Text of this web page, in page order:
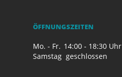
ÖFFNUNGSZEITEN
Mo. - Fr. 14:00 - 18:30 Uhr
Samstag geschlossen